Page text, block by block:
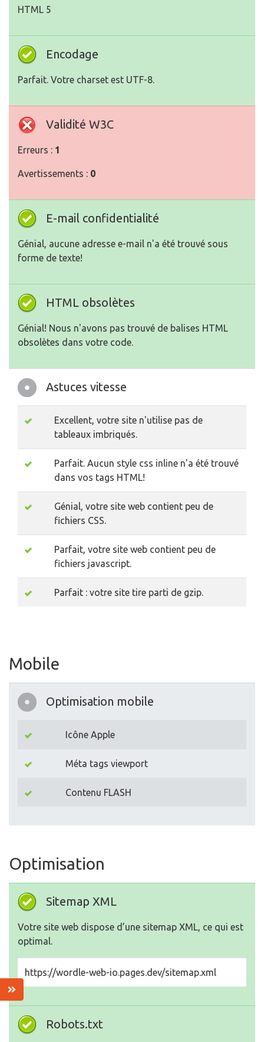
HTML 5
Encodage
Parfait. Votre charset est UTF-8.
Validité W3C
Erreurs : 1
Avertissements : 0
E-mail confidentialité
Génial, aucune adresse e-mail n'a été trouvé sous
forme de texte!
HTML obsolètes
Génial! Nous n'avons pas trouvé de balises HTML
obsolètes dans votre code.
Astuces vitesse
Excellent, votre site n'utilise pas de
tableaux imbriqués.
Parfait. Aucun style css inline n'a été trouvé
dans vos tags HTML!
Génial, votre site web contient peu de
fichiers CSS.
Parfait, votre site web contient peu de
fichiers javascript.
Parfait : votre site tire parti de gzip.
Mobile
Optimisation mobile
Icône Apple
Méta tags viewport
Contenu FLASH
Optimisation
Sitemap XML
Votre site web dispose d’une sitemap XML, ce qui est
optimal.
https://wordle-web-io.pages.dev/sitemap.xml
Robots.txt